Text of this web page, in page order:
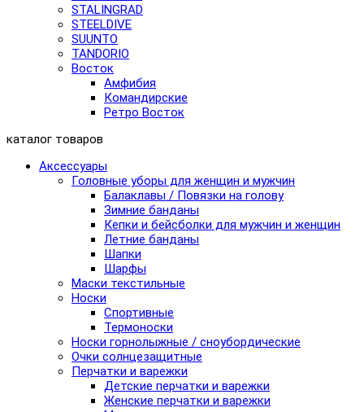
STALINGRAD
STEELDIVE
SUUNTO
TANDORIO
Восток
Амфибия
Командирские
Ретро Восток
каталог товаров
Аксессуары
Головные уборы для женщин и мужчин
Балаклавы / Повязки на голову
Зимние банданы
Кепки и бейсболки для мужчин и женщин
Летние банданы
Шапки
Шарфы
Маски текстильные
Носки
Спортивные
Термоноски
Носки горнолыжные / сноубордические
Очки солнцезащитные
Перчатки и варежки
Детские перчатки и варежки
Женские перчатки и варежки